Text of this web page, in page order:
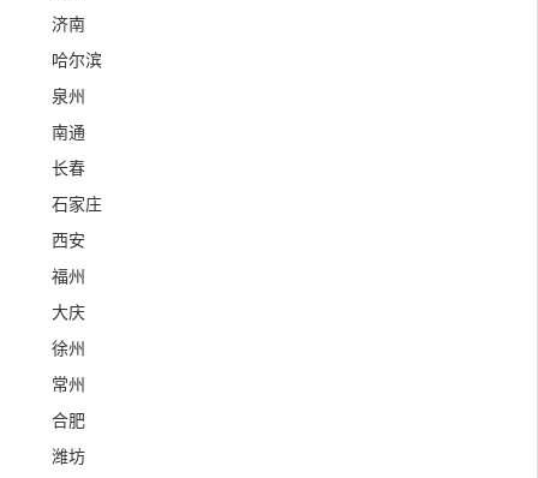
济南
哈尔滨
泉州
南通
长春
石家庄
西安
福州
大庆
徐州
常州
合肥
潍坊